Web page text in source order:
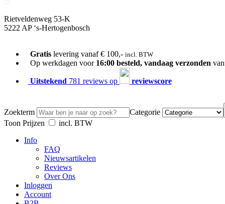
Rietveldenweg 53-K
5222 AP ‘s-Hertogenbosch
Gratislevering vanaf € 100,- incl. BTW
Op werkdagen voor 16:00 besteld, vandaag verzonden
Uitstekend 781 reviews op reviewscore
Zoekterm
Categorie
Toon Prijzen
incl. BTW
Info
FAQ
Nieuwsartikelen
Reviews
Over Ons
Inloggen
Account